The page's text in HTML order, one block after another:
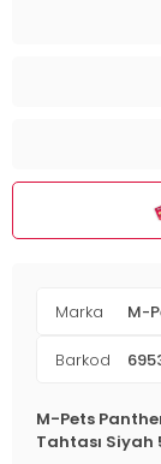
Marka M-
Barkod
M-Pets
Tahtası Siyah